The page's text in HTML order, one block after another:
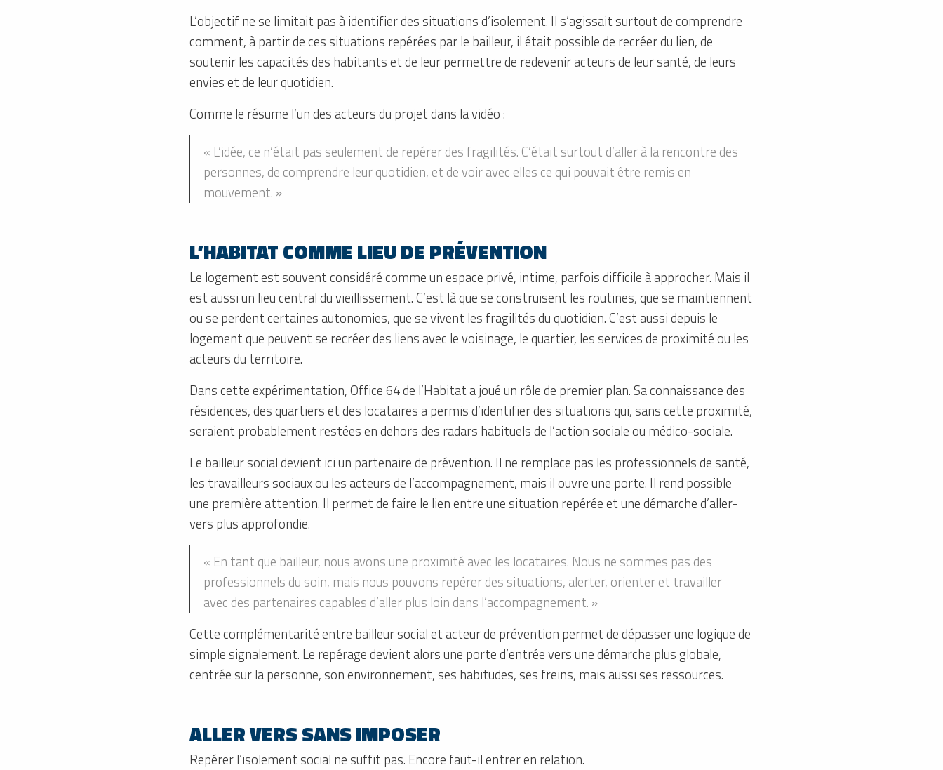
L’objectif ne se limitait pas à identifier des situations d’isolement. Il s’agissait surtout de comprendre
comment, à partir de ces situations repérées par le bailleur, il était possible de recréer du lien, de
soutenir les capacités des habitants et de leur permettre de redevenir acteurs de leur santé, de leurs
envies et de leur quotidien.
Comme le résume l’un des acteurs du projet dans la vidéo :
« L’idée, ce n’était pas seulement de repérer des fragilités. C’était surtout d’aller à la rencontre des
personnes, de comprendre leur quotidien, et de voir avec elles ce qui pouvait être remis en
mouvement. »
L’HABITAT COMME LIEU DE PRÉVENTION
Le logement est souvent considéré comme un espace privé, intime, parfois difficile à approcher. Mais il
est aussi un lieu central du vieillissement. C’est là que se construisent les routines, que se maintiennent
ou se perdent certaines autonomies, que se vivent les fragilités du quotidien. C’est aussi depuis le
logement que peuvent se recréer des liens avec le voisinage, le quartier, les services de proximité ou les
acteurs du territoire.
Dans cette expérimentation, Office 64 de l’Habitat a joué un rôle de premier plan. Sa connaissance des
résidences, des quartiers et des locataires a permis d’identifier des situations qui, sans cette proximité,
seraient probablement restées en dehors des radars habituels de l’action sociale ou médico-sociale.
Le bailleur social devient ici un partenaire de prévention. Il ne remplace pas les professionnels de santé,
les travailleurs sociaux ou les acteurs de l’accompagnement, mais il ouvre une porte. Il rend possible
une première attention. Il permet de faire le lien entre une situation repérée et une démarche d’aller-
vers plus approfondie.
« En tant que bailleur, nous avons une proximité avec les locataires. Nous ne sommes pas des
professionnels du soin, mais nous pouvons repérer des situations, alerter, orienter et travailler
avec des partenaires capables d’aller plus loin dans l’accompagnement. »
Cette complémentarité entre bailleur social et acteur de prévention permet de dépasser une logique de
simple signalement. Le repérage devient alors une porte d’entrée vers une démarche plus globale,
centrée sur la personne, son environnement, ses habitudes, ses freins, mais aussi ses ressources.
ALLER VERS SANS IMPOSER
Repérer l’isolement social ne suffit pas. Encore faut-il entrer en relation.